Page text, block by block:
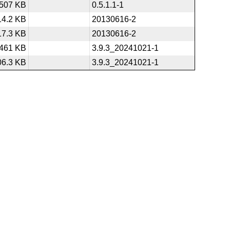
KB
0.5.1.1-1
KB
20130616-2
KB
20130616-2
KB
3.9.3_20241021-1
KB
3.9.3_20241021-1